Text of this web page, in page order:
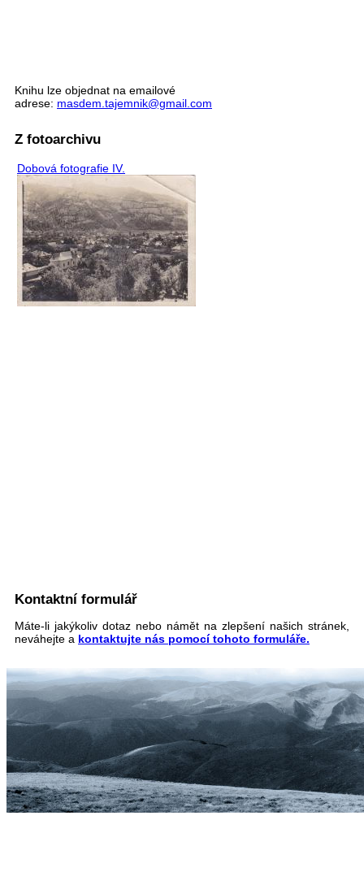
Knihu lze objednat na emailové
adrese: masdem.tajemnik@gmail.com
Z fotoarchivu
Dobová fotografie IV.
Kontaktní formulář
Máte-li jakýkoliv dotaz nebo námět na zlepšení našich stránek,
neváhejte a kontaktujte nás pomocí tohoto formuláře.